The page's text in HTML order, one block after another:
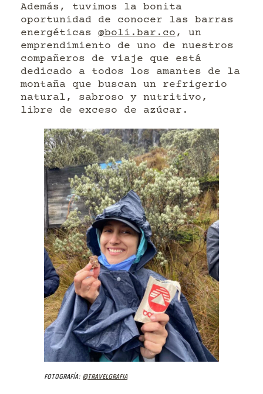
Además, tuvimos la bonita
oportunidad de conocer las barras
energéticas @boli.bar.co , un
emprendimiento de uno de nuestros
compañeros de viaje que está
dedicado a todos los amantes de la
montaña que buscan un refrigerio
natural, sabroso y nutritivo,
libre de exceso de azúcar.
Fotografía: @travelgrafia